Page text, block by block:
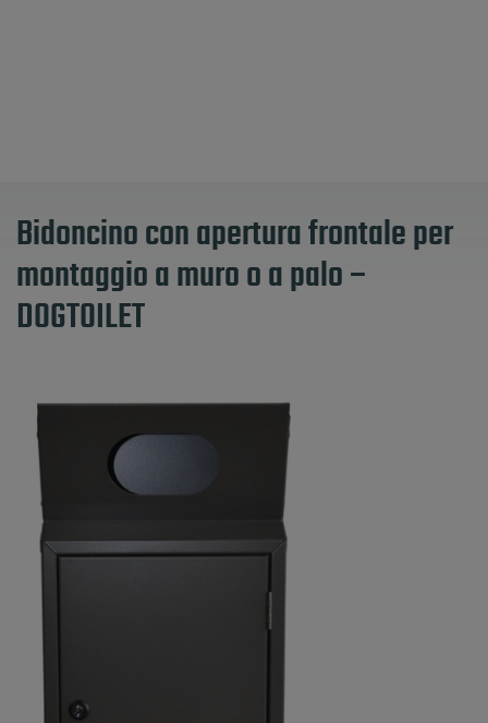
Bidoncino con apertura frontale per
montaggio a muro o a palo –
DOGTOILET